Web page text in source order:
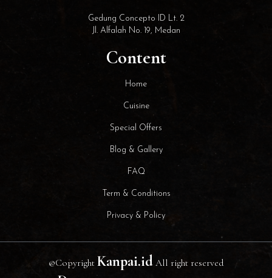
Gedung Concepto ID Lt. 2
Jl. Alfalah No. 19, Medan
Content
Home
Cuisine
Special Offers
Blog & Gallery
FAQ
Term & Conditions
Privacy & Policy
@Copyright Kanpai.idAll right reserved